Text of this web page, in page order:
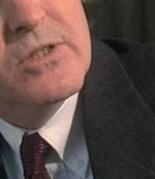
견
계속[다음
겠다"
겨드려 죄